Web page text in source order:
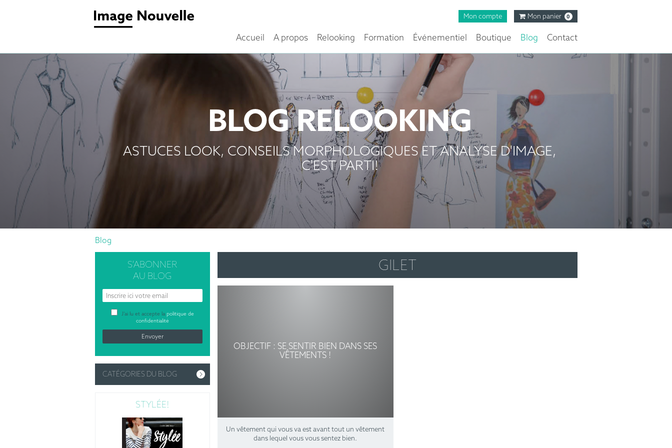
Mon compte Mon panier 0
Accueil A propos Relooking Formation Événementiel Boutique Blog Contact
BLOG RELOOKING
ASTUCES LOOK, CONSEILS MORPHOLOGIQUES ET ANALYSE D'IMAGE,
C'EST PARTI!
Blog
GILET
OBJECTIF : SE SENTIR BIEN DANS SES
VÊTEMENTS !
Un vêtement qui vous va est avant tout un vêtement
dans lequel vous vous sentez bien.
S’ABONNER
AU BLOG
J’ai lu et accepte la politique de
confidentialité
CATÉGORIES DU BLOG
STYLÉE!